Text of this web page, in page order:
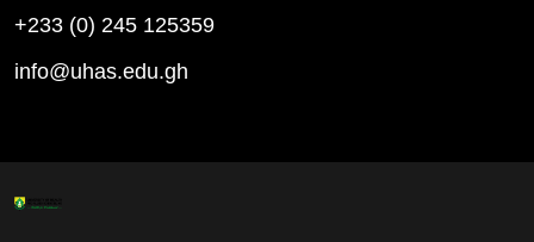
+233 (0) 245 125359
info@uhas.edu.gh